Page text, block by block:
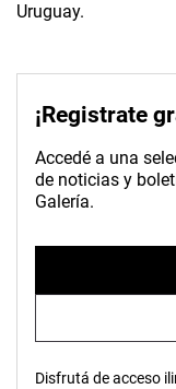
Uruguay.
¡Registrate
Accedé a una
de noticias y
Galería.
Disfrutá de acceso